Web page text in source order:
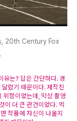
20th Century Fox
는? 답은 간단하다. 경
렸기 때문이다. 제작진
위함이었는데, 막상 촬영
이 더 큰 관건이었다. 엑
작품에 자신이 나올지